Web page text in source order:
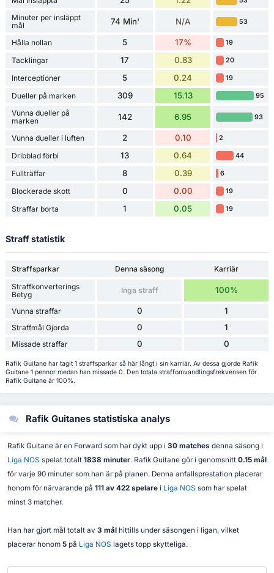
Minuter per insläppt
mål
74 Min' N/A 53
Hålla nollan 5 17% 19
Tacklingar 17 0.83 20
Interceptioner 5 0.24 19
Dueller på marken 309 15.13 95
Vunna dueller på
marken
142 6.95 93
Vunna dueller i luften 2 0.10 2
Dribblad förbi 13 0.64 44
Fullträffar 8 0.39 6
Blockerade skott 0 0.00 19
Straffar borta 1 0.05 19
Straff statistik
Straffsparkar Denna säsong
Karriär
Straffkonverterings
Betyg
Inga straff 100%
Vunna straffar 0 1
Straffmål Gjorda 0 1
Missade straffar 0 0
Rafik Guitane har tagit 1 straffsparkar så här långt i sin karriär. Av dessa gjorde Rafik
Guitane 1 pennor medan han missade 0. Den totala straffomvandlingsfrekvensen för
Rafik Guitane är 100%.
Rafik Guitanes statistiska analys
Rafik Guitane är en Forward som har dykt upp i 30 matches denna säsong i
Liga NOS spelat totalt 1838 minuter. Rafik Guitane gör i genomsnitt 0.15 mål
för varje 90 minuter som han är på planen. Denna anfallsprestation placerar
honom för närvarande på 111 av 422 spelare i Liga NOS som har spelat
minst 3 matcher.
Han har gjort mål totalt av 3 mål hittills under säsongen i ligan, vilket
placerar honom 5på Liga NOS lagets topp skytteliga.